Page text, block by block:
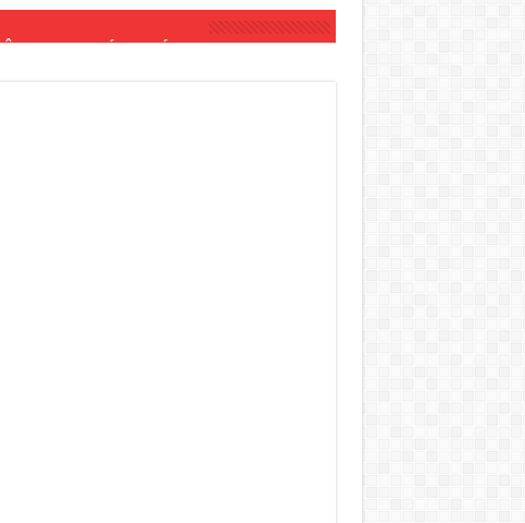
ÂM THANH ÁNH SÁNG